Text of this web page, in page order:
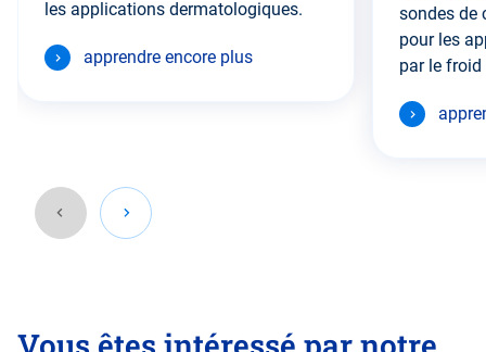
les applications dermatologiques.
apprendre encore plus
sondes de
pour les
par le froid
la